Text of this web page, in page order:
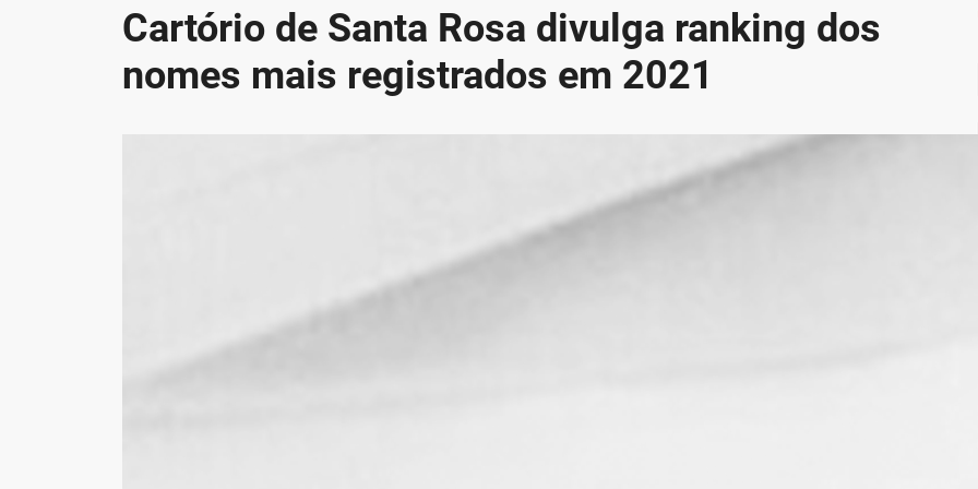
Cartório de Santa Rosa divulga ranking dos
nomes mais registrados em 2021